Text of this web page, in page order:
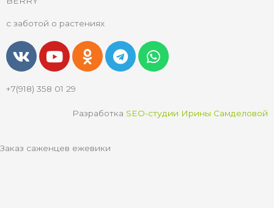
с заботой о растениях
V
k
Y
o
t
O
d
k
l
s
T
e
g
W
h
s
a
+7(918) 358 01 29
Разработка SEO-студии Ирины Самделовой
Заказ саженцев ежевики